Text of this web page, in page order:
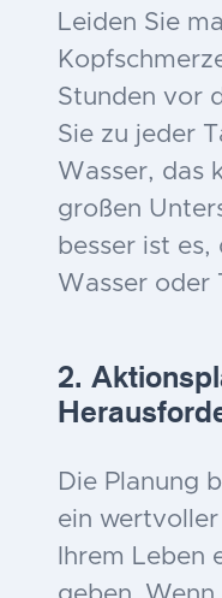
Leiden Sie
Stunden vor
Sie zu jeder
Wasser, das
großen
besser ist
Wasser oder
2.
Die Planung
ein
Ihrem Leben